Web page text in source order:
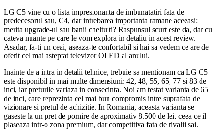
LG C5 vine cu o lista impresionanta de imbunatatiri fata de
predecesorul sau, C4, dar intrebarea importanta ramane aceeasi:
merita upgrade-ul sau banii cheltuiti? Raspunsul scurt este da, dar cu
cateva nuante pe care le vom explora in detaliu in acest review.
Asadar, fa-ti un ceai, aseaza-te confortabil si hai sa vedem ce are de
oferit cel mai asteptat televizor OLED al anului.
Inainte de a intra in detalii tehnice, trebuie sa mentionam ca LG C5
este disponibil in mai multe dimensiuni: 42, 48, 55, 65, 77 si 83 de
inci, iar preturile variaza in consecinta. Noi am testat varianta de 65
de inci, care reprezinta cel mai bun compromis intre suprafata de
vizionare si pretul de achizitie. In Romania, aceasta varianta se
gaseste la un pret de pornire de aproximativ 8.500 de lei, ceea ce il
plaseaza intr-o zona premium, dar competitiva fata de rivalii sai.